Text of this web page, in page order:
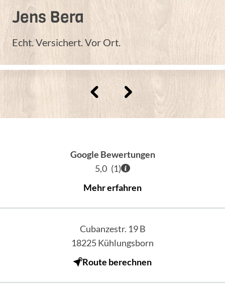
Jens Bera
Echt. Versichert. Vor Ort.
Google Bewertungen
5,0 (1)
Mehr erfahren
Cubanzestr. 19 B
18225Kühlungsborn
Route berechnen